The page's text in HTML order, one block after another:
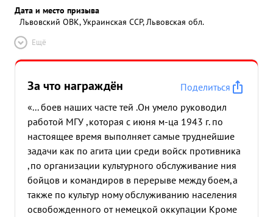
Дата и место призыва
Львовский ОВК, Украинская ССР, Львовская обл.
Ещё
За что награждён
Поделиться
«... боев наших часте тей .Он умело руководил
работой МГУ ,которая с июня м-ца 1943 г. по
настоящее время выполняет самые труднейшие
задачи как по агита ции среди войск противника
,по организации культурного обслуживание ния
бойцов и командиров в перерыве между боем,а
также по культур ному обслуживанию населения
освобожденного от немецкой оккупации Кроме